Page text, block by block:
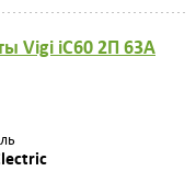
Vigi iC60 2П 63A